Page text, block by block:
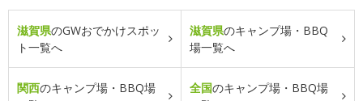
滋賀県のGWおでかけスポッ
ト一覧へ
滋賀県のキャンプ場・BBQ
場一覧へ
関西のキャンプ場・BBQ場
全国のキャンプ場・BBQ場